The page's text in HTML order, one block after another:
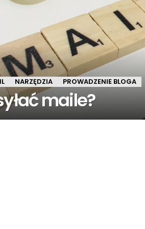
NARZĘDZIA PROWADZENIE BLOGA
maile?